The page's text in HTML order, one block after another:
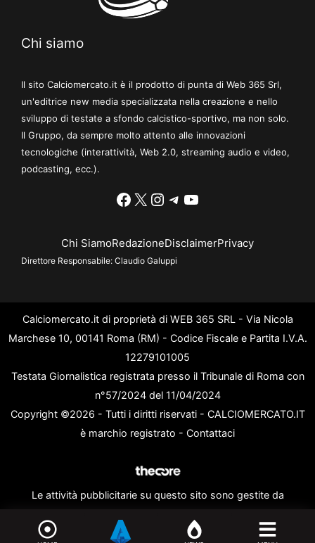
Chi siamo
Il sito Calciomercato.it è il prodotto di punta di Web 365 Srl,
un'editrice new media specializzata nella creazione e nello
sviluppo di testate a sfondo calcistico-sportivo, ma non solo.
Il Gruppo, da sempre molto attento alle innovazioni
tecnologiche (interattività, Web 2.0, streaming audio e video,
podcasting, ecc.).
Facebook
X Instagram
Telegram
YouTube
Chi SiamoRedazioneDisclaimerPrivacy
Direttore Responsabile: Claudio Galuppi
Calciomercato.it di proprietà di WEB 365 SRL - Via Nicola
Marchese 10, 00141 Roma (RM) - Codice Fiscale e Partita I.V.A.
12279101005
Testata Giornalistica registrata presso il Tribunale di Roma con
n°57/2024 del 11/04/2024
Copyright ©2026 - Tutti i diritti riservati - CALCIOMERCATO.IT
è marchio registrato - Contattaci
Le attività pubblicitarie su questo sito sono gestite da